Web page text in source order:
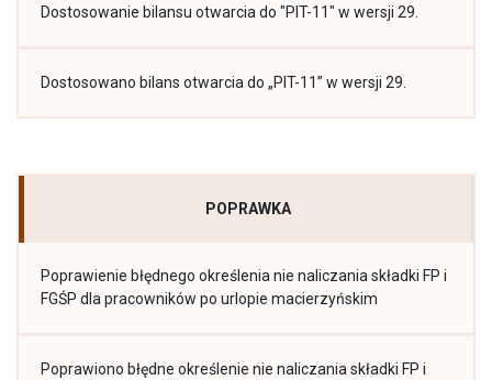
Dostosowanie bilansu otwarcia do "PIT-11" w wersji 29.
Dostosowano bilans otwarcia do „PIT-11” w wersji 29.
POPRAWKA
Poprawienie błędnego określenia nie naliczania składki FP i
FGŚP dla pracowników po urlopie macierzyńskim
Poprawiono błędne określenie nie naliczania składki FP i